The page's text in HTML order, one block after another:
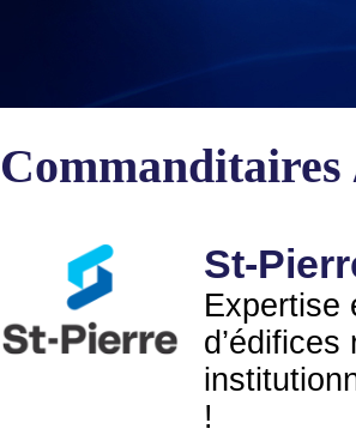
Commanditaires
St-
Expertise
!